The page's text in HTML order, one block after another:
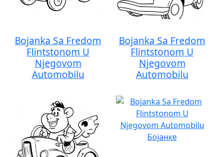
Bojanka Sa Fredom
Flintstonom U
Njegovom
Automobilu
Bojanka Sa Fredom
Flintstonom U
Njegovom
Automobilu